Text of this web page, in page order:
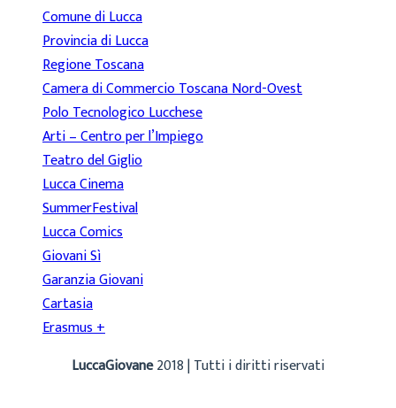
Comune di Lucca
Provincia di Lucca
Regione Toscana
Camera di Commercio Toscana Nord-Ovest
Polo Tecnologico Lucchese
Arti – Centro per l’Impiego
Teatro del Giglio
Lucca Cinema
SummerFestival
Lucca Comics
Giovani Sì
Garanzia Giovani
Cartasia
Erasmus +
LuccaGiovane2018 | Tutti i diritti riservati